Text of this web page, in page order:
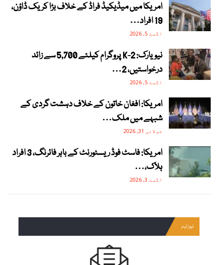
امریکا میں میڈیکیڈ فراڈ کے خلاف بڑا کریک ڈاؤن،
19 افراد…
اگست 5, 2026
نیویارک: 2-K پروگرام کیلئے 5,700 سے زائد
درخواستیں، 2…
اگست 5, 2026
امریکا: افغان خاتون کے خلاف دہشت گردی کے
شبہے میں ملک…
جولائی 31, 2026
امریکا: فاسٹ فوڈ ریسٹورنٹ کے باہر فائرنگ، 3 افراد
ہلاک،…
اگست 3, 2026
نیوز لیٹر